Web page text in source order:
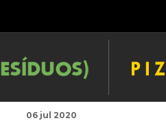
06 jul 2020